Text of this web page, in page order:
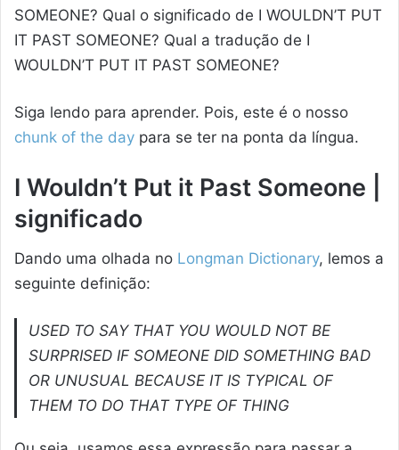
SOMEONE? Qual o significado de I WOULDN’T PUT
IT PAST SOMEONE? Qual a tradução de I
WOULDN’T PUT IT PAST SOMEONE?
Siga lendo para aprender. Pois, este é o nosso
chunk of the day para se ter na ponta da língua.
I Wouldn’t Put it Past Someone |
significado
Dando uma olhada no Longman Dictionary, lemos a
seguinte definição:
USED TO SAY THAT YOU WOULD NOT BE
SURPRISED IF SOMEONE DID SOMETHING BAD
OR UNUSUAL BECAUSE IT IS TYPICAL OF
THEM TO DO THAT TYPE OF THING